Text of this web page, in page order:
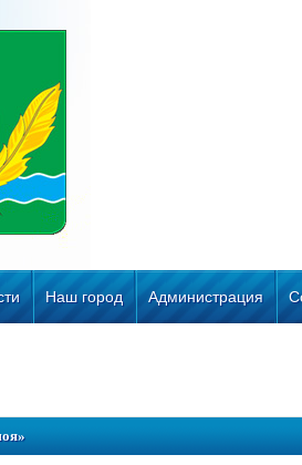
Наш город Администрация